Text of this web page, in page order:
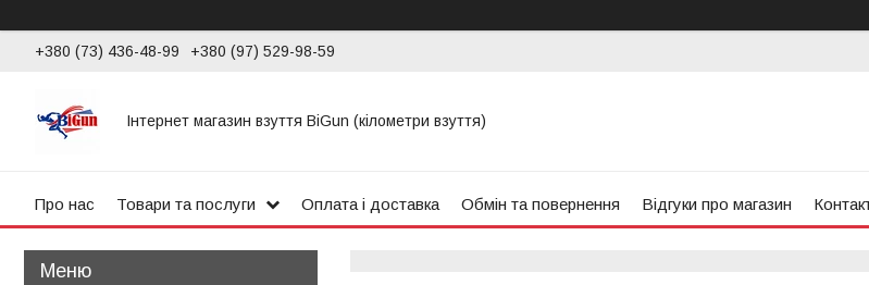
+380 (73) 436-48-99 +380 (97) 529-98-59
Інтернет магазин взуття BiGun (кілометри взуття)
Про нас Товари та послуги Оплата і доставка Обмін та повернення Відгуки про магазин